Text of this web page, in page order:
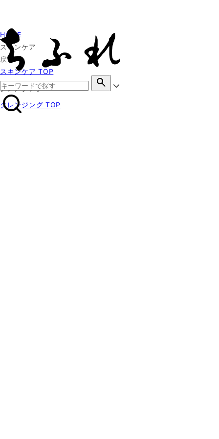
search
HOME
スキンケア
戻る
スキンケア TOP
クレンジング
クレンジング TOP